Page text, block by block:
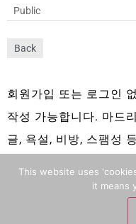
Back
회원가입 또는 로그인
작성 가능합니다. 마드
글, 욕설, 비방, 스팸성
This website uses
it means